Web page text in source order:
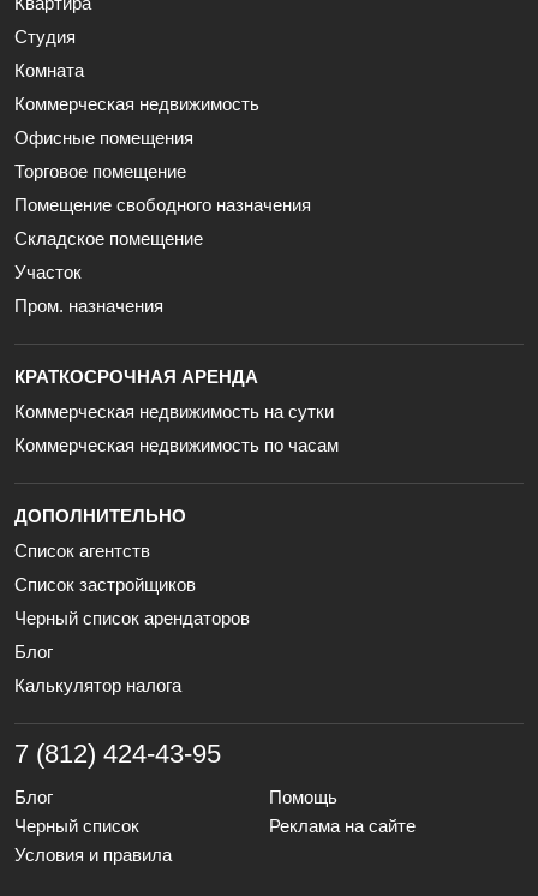
Студия
Комната
Коммерческая недвижимость
Офисные помещения
Торговое помещение
Помещение свободного назначения
Складское помещение
Участок
Пром. назначения
КРАТКОСРОЧНАЯ АРЕНДА
Коммерческая недвижимость на сутки
Коммерческая недвижимость по часам
ДОПОЛНИТЕЛЬНО
Список агентств
Список застройщиков
Черный список арендаторов
Блог
Калькулятор налога
7 (812) 424-43-95
Блог
Помощь
Черный список
Реклама на сайте
Условия и правила